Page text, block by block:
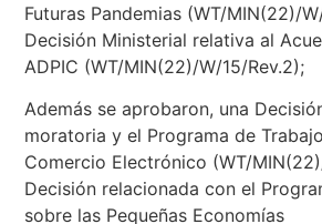
Futuras Pandemias (WT/MIN(22)/
Decisión Ministerial relativa al
ADPIC (WT/MIN(22)/W/15/Rev.2);
Además se aprobaron, una
moratoria y el Programa de
Comercio Electrónico (WT/
Decisión relacionada con el
sobre las Pequeñas Economías